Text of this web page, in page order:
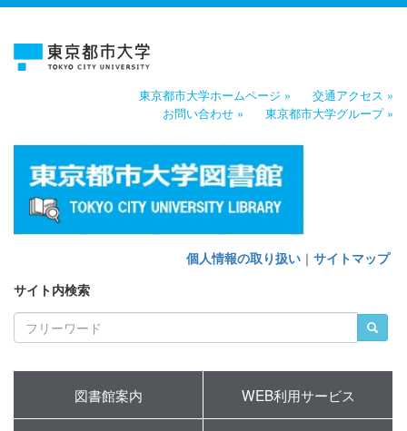
東京都市大学ホームページ »
交通アクセス »
お問い合わせ »
東京都市大学グループ »
個人情報の取り扱い ｜ サイトマップ
サイト内検索
図書館案内 WEB利用サービス